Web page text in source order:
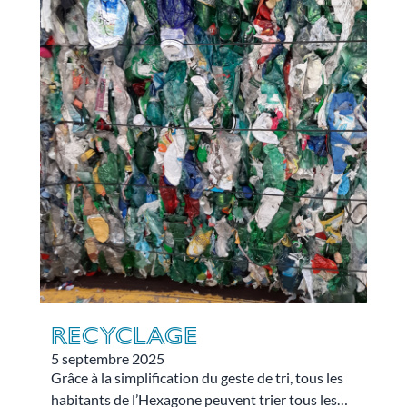
des différents types d’emballages en polystyrène.
Recyclage
5 septembre 2025
Grâce à la simplification du geste de tri, tous les
habitants de l’Hexagone peuvent trier tous les